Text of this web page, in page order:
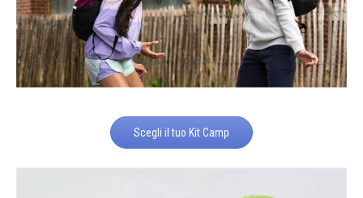
Scegli il tuo Kit Camp